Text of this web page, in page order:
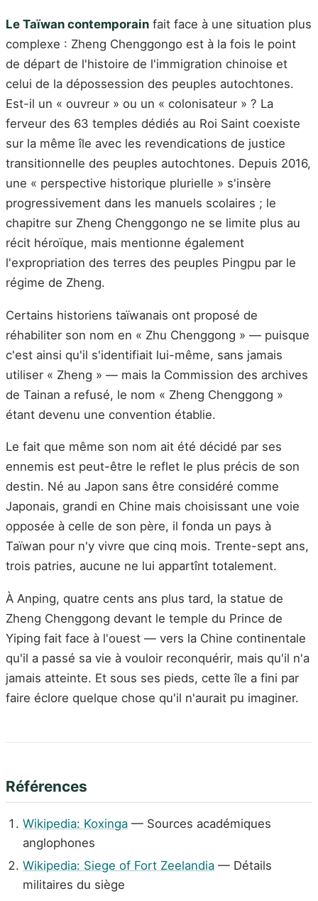
Le Taïwan contemporain fait face à une situation plus
complexe : Zheng Chenggongo est à la fois le point
de départ de l'histoire de l'immigration chinoise et
celui de la dépossession des peuples autochtones.
Est-il un « ouvreur » ou un « colonisateur » ? La
ferveur des 63 temples dédiés au Roi Saint coexiste
sur la même île avec les revendications de justice
transitionnelle des peuples autochtones. Depuis 2016,
une « perspective historique plurielle » s'insère
progressivement dans les manuels scolaires ; le
chapitre sur Zheng Chenggongo ne se limite plus au
récit héroïque, mais mentionne également
l'expropriation des terres des peuples Pingpu par le
régime de Zheng.
Certains historiens taïwanais ont proposé de
réhabiliter son nom en « Zhu Chenggong » — puisque
c'est ainsi qu'il s'identifiait lui-même, sans jamais
utiliser « Zheng » — mais la Commission des archives
de Tainan a refusé, le nom « Zheng Chenggong »
étant devenu une convention établie.
Le fait que même son nom ait été décidé par ses
ennemis est peut-être le reflet le plus précis de son
destin. Né au Japon sans être considéré comme
Japonais, grandi en Chine mais choisissant une voie
opposée à celle de son père, il fonda un pays à
Taïwan pour n'y vivre que cinq mois. Trente-sept ans,
trois patries, aucune ne lui appartînt totalement.
À Anping, quatre cents ans plus tard, la statue de
Zheng Chenggong devant le temple du Prince de
Yiping fait face à l'ouest — vers la Chine continentale
qu'il a passé sa vie à vouloir reconquérir, mais qu'il n'a
jamais atteinte. Et sous ses pieds, cette île a fini par
faire éclore quelque chose qu'il n'aurait pu imaginer.
Références
Wikipedia: Koxinga — Sources académiques
anglophones
Wikipedia: Siege of Fort Zeelandia — Détails
militaires du siège